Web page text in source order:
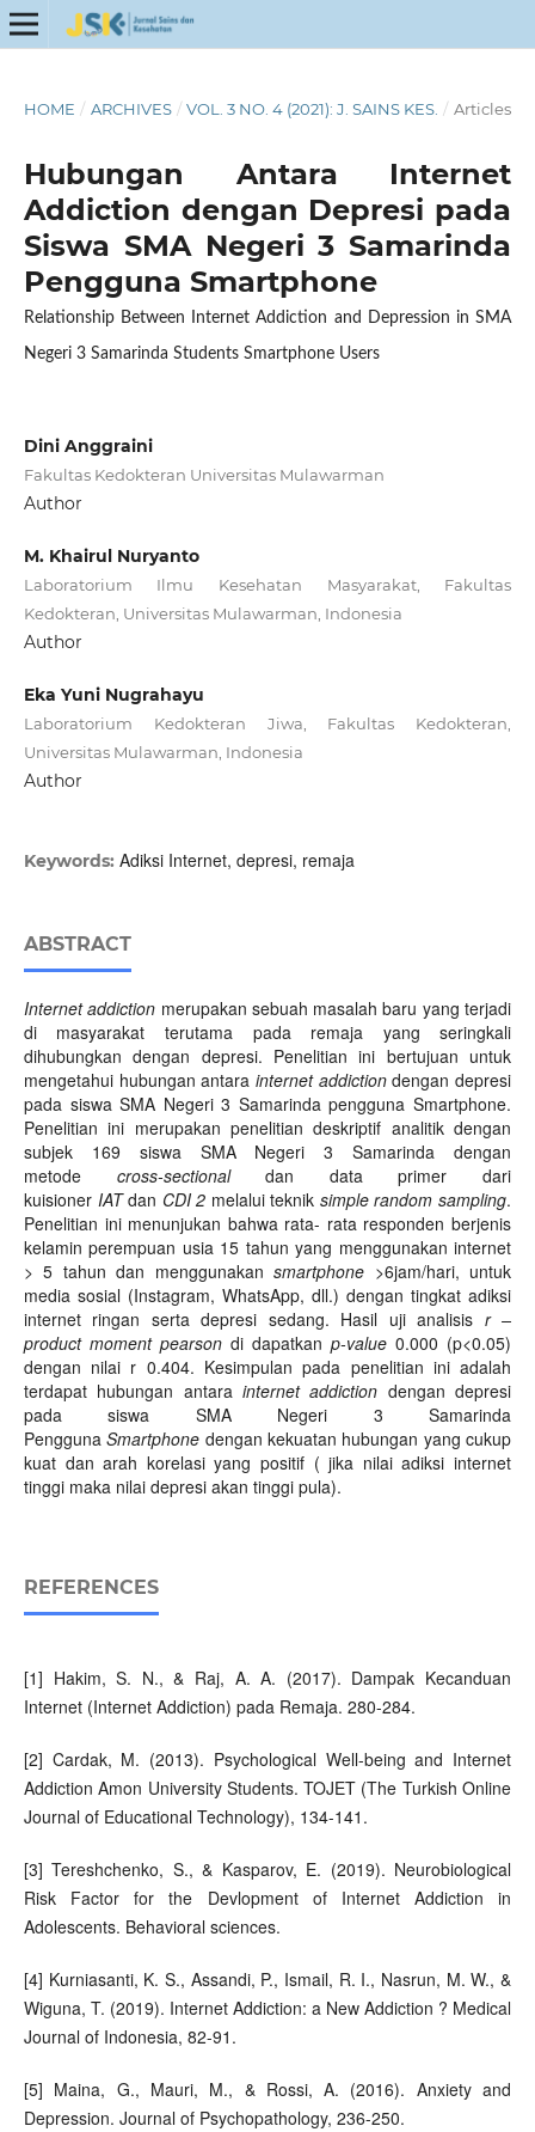
HOME / ARCHIVES / VOL. 3 NO. 4 (2021): J. SAINS KES. / Articles
Hubungan Antara Internet
Addiction dengan Depresi pada
Siswa SMA Negeri 3 Samarinda
Pengguna Smartphone
Relationship Between Internet Addiction and Depression in SMA
Negeri 3 Samarinda Students Smartphone Users
Dini Anggraini
Fakultas Kedokteran Universitas Mulawarman
Author
M. Khairul Nuryanto
Laboratorium Ilmu Kesehatan Masyarakat, Fakultas
Kedokteran, Universitas Mulawarman, Indonesia
Author
Eka Yuni Nugrahayu
Laboratorium Kedokteran Jiwa, Fakultas Kedokteran,
Universitas Mulawarman, Indonesia
Author
Keywords: Adiksi Internet, depresi, remaja
ABSTRACT
Internet addiction merupakan sebuah masalah baru yang terjadi
di masyarakat terutama pada remaja yang seringkali
dihubungkan dengan depresi. Penelitian ini bertujuan untuk
mengetahui hubungan antara internet addictiondengan depresi
pada siswa SMA Negeri 3 Samarinda pengguna Smartphone.
Penelitian ini merupakan penelitian deskriptif analitik dengan
subjek 169 siswa SMA Negeri 3 Samarinda dengan
metode cross-sectionaldan data primer dari
kuisioner IATdan CDI 2 melalui teknik simple random sampling.
Penelitian ini menunjukan bahwa rata- rata responden berjenis
kelamin perempuan usia 15 tahun yang menggunakan internet
> 5 tahun dan menggunakansmartphone >6jam/hari, untuk
media sosial (Instagram, WhatsApp, dll.) dengan tingkat adiksi
internet ringan serta depresi sedang. Hasil uji analisis r –
product moment pearson di dapatkanp-value 0.000 (p<0.05)
dengan nilai r 0.404. Kesimpulan pada penelitian ini adalah
terdapat hubungan antara internet addiction dengan depresi
pada siswa SMA Negeri 3 Samarinda
PenggunaSmartphone dengan kekuatan hubungan yang cukup
kuat dan arah korelasi yang positif ( jika nilai adiksi internet
tinggi maka nilai depresi akan tinggi pula).
REFERENCES
[1] Hakim, S. N., & Raj, A. A. (2017). Dampak Kecanduan
Internet (Internet Addiction) pada Remaja. 280-284.
[2] Cardak, M. (2013). Psychological Well-being and Internet
Addiction Amon University Students. TOJET (The Turkish Online
Journal of Educational Technology), 134-141.
[3] Tereshchenko, S., & Kasparov, E. (2019). Neurobiological
Risk Factor for the Devlopment of Internet Addiction in
Adolescents. Behavioral sciences.
[4] Kurniasanti, K. S., Assandi, P., Ismail, R. I., Nasrun, M. W., &
Wiguna, T. (2019). Internet Addiction: a New Addiction ? Medical
Journal of Indonesia, 82-91.
[5] Maina, G., Mauri, M., & Rossi, A. (2016). Anxiety and
Depression. Journal of Psychopathology, 236-250.